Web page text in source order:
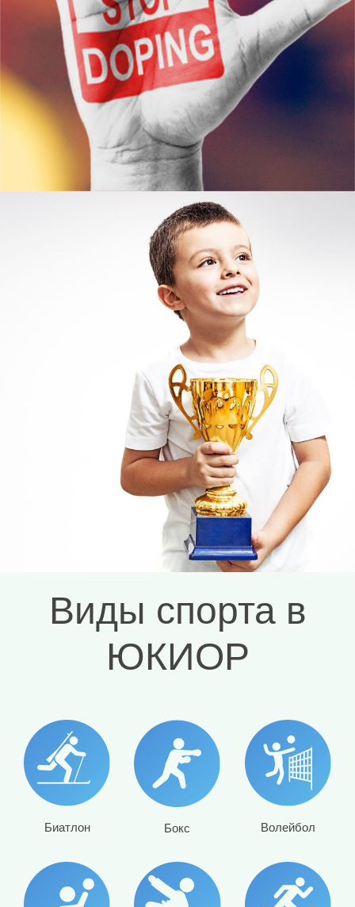
Узнать больше
ЮКИОР
ОТДЕЛ ВЫЯВЛЕНИЯ И
ПОДДЕРЖКИ ОДАРЁННЫХ ДЕТЕЙ
Узнать больше
Виды спорта в
ЮКИОР
Биатлон Бокс Волейбол